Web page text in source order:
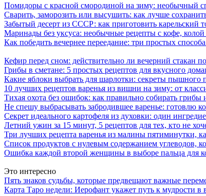
Помидоры с красной смородиной на зиму: необычный
Сварить, заморозить или высушить: как лучше
Забытый десерт из СССР: как приготовить карельский
Маринады без уксуса: необычные рецепты с кофе,
Как победить вечернее переедание: три простых
Кефир перед сном: действительно ли вечерний стакан
Грибы в сметане: 5 простых рецептов для вкусного
Какие яблоки выбрать для шарлотки: секреты
10 лучших рецептов варенья из вишни на зиму: от
Тихая охота без ошибок: как правильно собирать грибы
Не спешу выбрасывать забродившее варенье: готовлю
Секрет идеального картофеля из духовки: один
Летний ужин за 15 минут, 5 рецептов для тех, кто не
Три лучших рецепта варенья из малины пятиминутки,
Список продуктов с нулевым содержанием углеводов,
Ошибка каждой второй женщины в выборе пальца для
Это интересно
Пять знаков судьбы, которые предвещают важные
Карта Таро недели: Иерофант укажет путь к мудрости